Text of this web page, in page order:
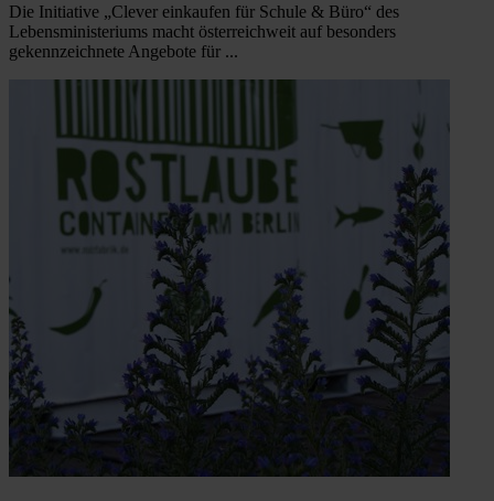
Die Initiative „Clever einkaufen für Schule & Büro“ des
Lebensministeriums macht österreichweit auf besonders
gekennzeichnete Angebote für ...